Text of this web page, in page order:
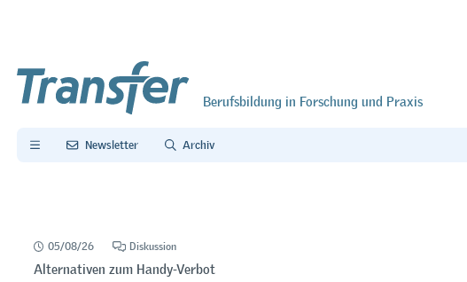
Berufsbildung in Forschung und Praxis
Newsletter Archiv
05/08/26 Diskussion
Alternativen zum Handy-Verbot